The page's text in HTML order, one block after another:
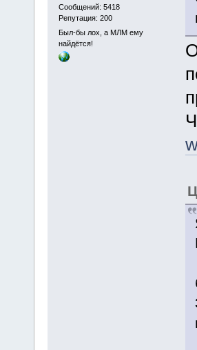
Сообщений: 5418
Репутация: 200
Был-бы лох, а МЛМ ему
найдётся!